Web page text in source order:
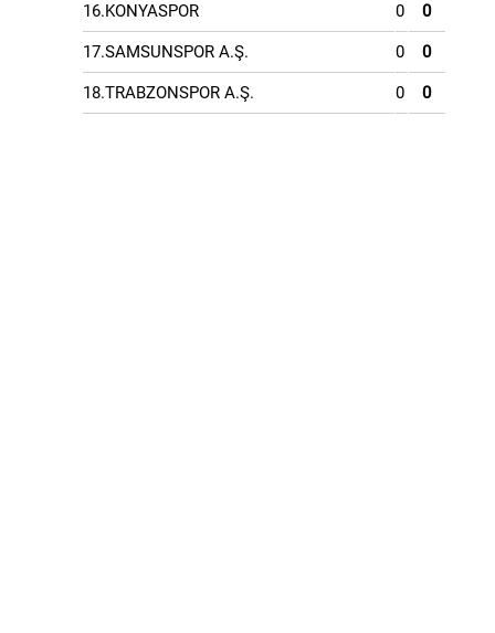
16.KONYASPOR 0 0
17.SAMSUNSPOR A.Ş. 0 0
18.TRABZONSPOR A.Ş. 0 0